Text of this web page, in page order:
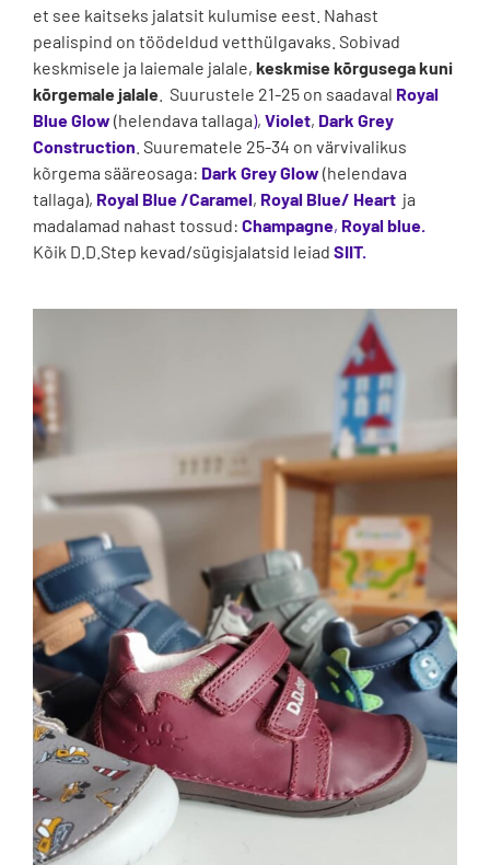
et see kaitseks jalatsit kulumise eest. Nahast
pealispind on töödeldud vetthülgavaks. Sobivad
keskmisele ja laiemale jalale, keskmise kõrgusega kuni
kõrgemale jalale. Suurustele 21-25 on saadaval Royal
Blue Glow (helendava tallaga), Violet, Dark Grey
Construction . Suurematele 25-34 on värvivalikus
kõrgema sääreosaga: Dark Grey Glow (helendava
tallaga), Royal Blue /Caramel, Royal Blue/ Heartja
madalamad nahast tossud: Champagne, Royal blue.
Kõik D.D.Step kevad/sügisjalatsid leiad SIIT.